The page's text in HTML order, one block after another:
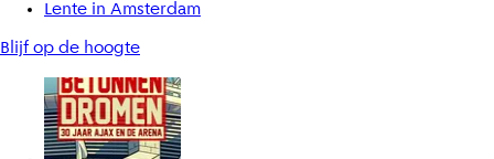
Lente in Amsterdam
Blijf op de hoogte